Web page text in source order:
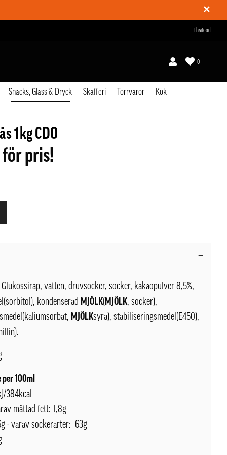
✕
Thaifood
0
Snacks, Glass & Dryck Skafferi Torrvaror Kök
1kg CDO
för pris!
Glukossirap, vatten, druvsocker, socker, kakaopulver 8,5%,
kondenserad MJÖLK( MJÖLK, socker),
MJÖLKsyra), stabiliseringsmedel(E450),
100ml
384kcal
mättad fett: 1,8g
- varav sockerarter: 63g